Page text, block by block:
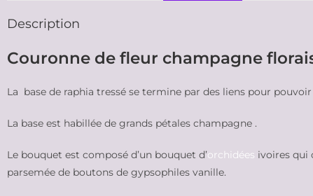
Description
Couronne de fleur champagne
La base de raphia tressé se termine par des liens pour
La base est habillée de grands pétales champagne .
Le bouquet est composé d’un bouquet d’orchidées ivoires qui
parsemée de boutons de gypsophiles vanille.